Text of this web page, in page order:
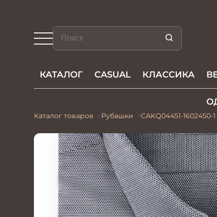
КАТАЛОГ CASUAL КЛАССИКА
Каталог товаров Рубашки CAKQ04451-